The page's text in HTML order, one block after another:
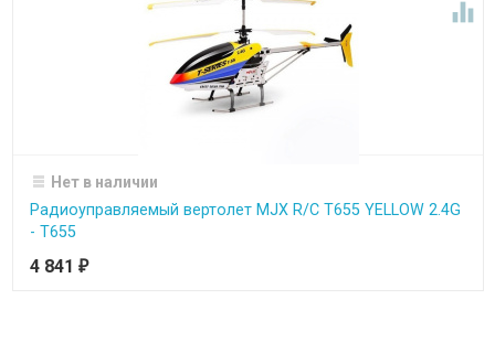

Нет в наличии
Радиоуправляемый вертолет MJX R/C T655 YELLOW 2.4G
- T655
4 841 ₽